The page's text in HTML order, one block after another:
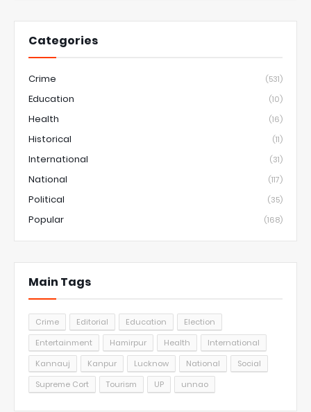
Categories
Crime (531)
Education (10)
Health (16)
Historical (11)
International (31)
National (117)
Political (35)
Popular (168)
Main Tags
Crime Editorial Education
Election
Entertainment
Hamirpur Health
International
Kannauj
Kanpur Lucknow National
Social
Supreme Cort
Tourism UP unnao